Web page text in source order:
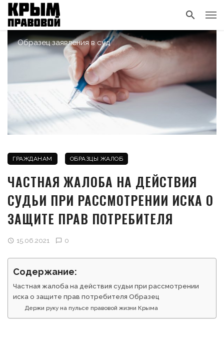
Образец заявления в суд
ГРАЖДАНАМ ОБРАЗЦЫ ЖАЛОБ
ЧАСТНАЯ ЖАЛОБА НА ДЕЙСТВИЯ
СУДЬИ ПРИ РАССМОТРЕНИИ ИСКА О
ЗАЩИТЕ ПРАВ ПОТРЕБИТЕЛЯ
15.06.2021 0
Содержание:
Частная жалоба на действия судьи при рассмотрении
иска о защите прав потребителя Образец
Держи руку на пульсе правовой жизни Крыма